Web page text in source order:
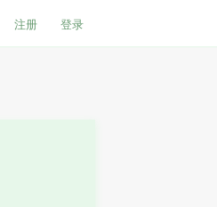
注册 登录